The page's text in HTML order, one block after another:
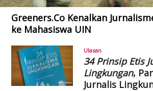
Greeners.Co Kenalkan
ke Mahasiswa UIN
Ulasan
34 Prinsip Etis
Lingkungan,
Jurnalis